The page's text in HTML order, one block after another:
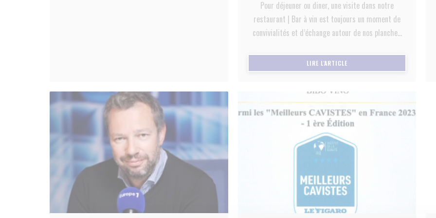
Merci du fond du cœur,
et au plaisir de vous accueillir très bientôt.
L’équipe BiBoViNo
Pour déjeuner ou diner, une visite dans notre
restaurant | Bar à vin est toujours un moment de
convivialités et d’échange autour de nos planches
charcuterie, terre-mer, burgers, bruschetta,
salade XL, desserts maison, etc ….) accompagnées
LIRE L'ARTICLE((OUVRE UNE NOUVELLE